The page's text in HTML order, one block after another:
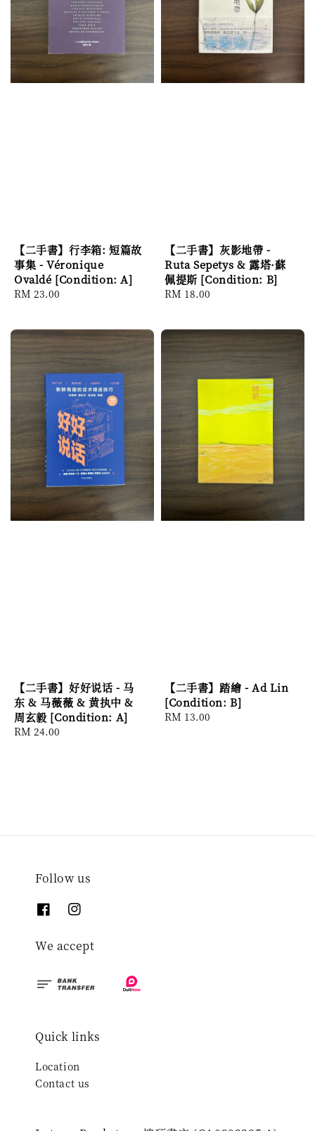
【二手書】行李箱: 短篇故
事集 - Véronique
Ovaldé [Condition: A]
Regular
RM 23.00
【二手書】灰影地帶 -
Ruta Sepetys & 露塔·蘇
佩提斯 [Condition: B]
Regular
RM 18.00
【二手書】好好说话 - 马
东 & 马薇薇 & 黄执中 &
周玄毅 [Condition: A]
Regular
RM 24.00
【二手書】踏繪 - Ad Lin
[Condition: B]
Regular
RM 13.00
Follow us
We accept
Quick links
Location
Contact us